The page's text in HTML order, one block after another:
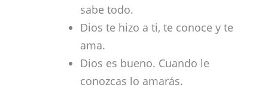
sabe todo.
Dios te hizo a ti, te conoce y te
ama.
Dios es bueno. Cuando le
conozcas lo amarás.